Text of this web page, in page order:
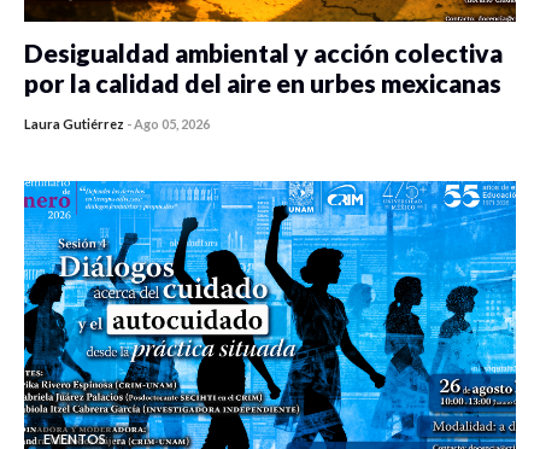
Desigualdad ambiental y acción colectiva
por la calidad del aire en urbes mexicanas
Laura Gutiérrez -Ago 05, 2026
EVENTOS